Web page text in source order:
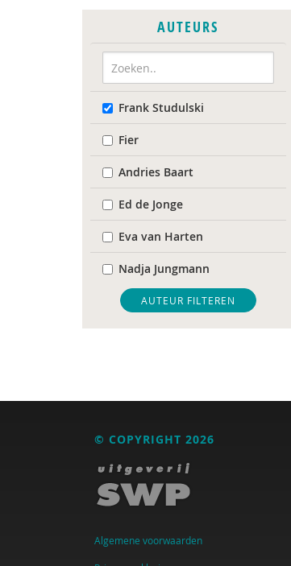
AUTEURS
Frank Studulski
Fier
Andries Baart
Ed de Jonge
Eva van Harten
Nadja Jungmann
Mariël Kanne
Anne-Ruth van Leeuwen
AUTEUR FILTEREN
© COPYRIGHT 2026
Algemene voorwaarden